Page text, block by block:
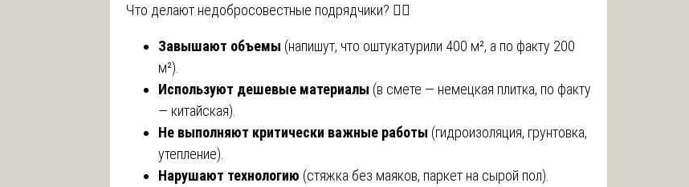
Что делают недобросовестные подрядчики? 🕵️‍♂️
Завышают объемы (напишут, что оштукатурили 400 м², а по факту 200
м²).
Используют дешевые материалы (в смете — немецкая плитка, по факту
— китайская).
Не выполняют критически важные работы (гидроизоляция, грунтовка,
утепление).
Нарушают технологию (стяжка без маяков, паркет на сырой пол).